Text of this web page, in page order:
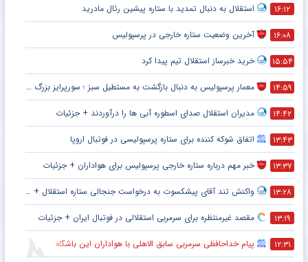
۱۶:۱۲ استقلال به دنبال تمدید با ستاره پیشین رئال مادرید
۱۶:۰۸ آخرین وضعیت ستاره خارجی در پرسپولیس
۱۵:۵۴ خرید خبرساز استقلال تیم پیدا کرد
۱۴:۵۹ معمار پرسپولیس به دنبال بازگشت به مستطیل سبز ؛ سورپرایز بزرگ در راه است ؟ + جزئیات
۱۴:۴۲ مدیران استقلال صدای اسطوره آبی ها را درآوردند + جزئیات
۱۳:۴۳ اتفاق شوکه کننده برای ستاره پرسپولیسی در فوتبال اروپا
۱۳:۳۷ خبر مهم درباره ستاره خارجی پرسپولیس برای هواداران + جزئیات
۱۳:۲۸ واکنش تند آقای پیشکسوت به درخواست جنجالی ستاره استقلال + جزئیات
۱۳:۱۹ مقصد غیرمنتظره برای سرمربی استقلالی در فوتبال ایران + جزئیات
۱۲:۳۱ پیام خداحافظی سرمربی سابق الاهلی با هواداران این باشگاه